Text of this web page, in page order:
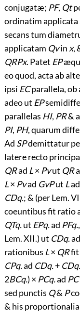
conjugatæ; PF, Qt
ordinatim applicata
secans tum
applicatam Qvin x,
QRPx. Patet EP
eo quod, acta ab
ipsi ECparallela, ob
adeo ut EP
parallelas HI, PR&
PI, PH, quarum
Ad SPdemittatur
latere recto
QRad L× Pvut QR
L× Pvad GvPut Lad
CDq.; & (per Lem.
coeuntibus fit ratio
QTq.ut EPq.ad PFq.
Lem. XII.) ut CDq.ad
rationibus L× QRfit
CPq.ad CDq.+ CDq.
2BCq.) × PCq.ad PC
sed punctis Q& P
& his proportionalia